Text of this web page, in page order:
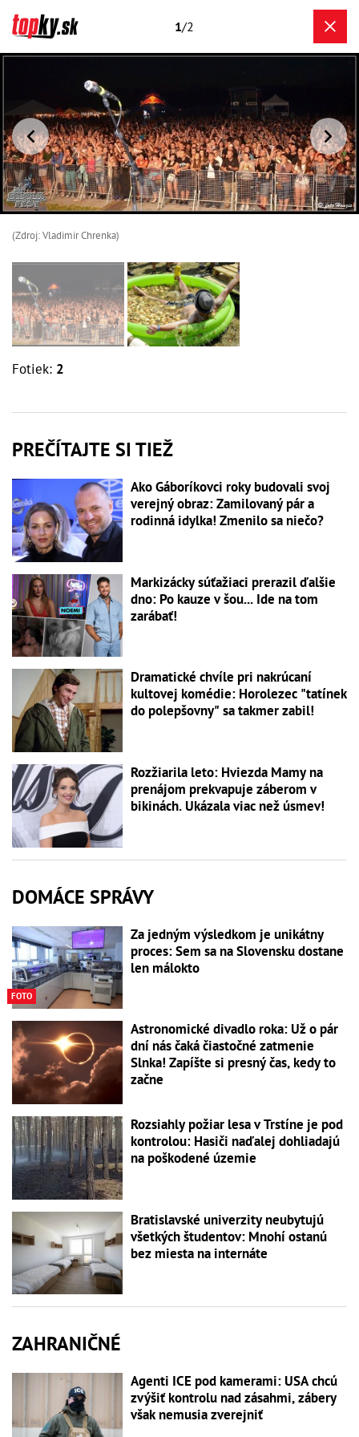
1/2
(Zdroj: Vladimir Chrenka)
Fotiek: 2
PREČÍTAJTE SI TIEŽ
Ako Gáboríkovci roky budovali svoj
verejný obraz: Zamilovaný pár a
rodinná idylka! Zmenilo sa niečo?
Markizácky súťažiaci prerazil ďalšie
dno: Po kauze v šou... Ide na tom
zarábať!
Dramatické chvíle pri nakrúcaní
kultovej komédie: Horolezec "tatínek
do polepšovny" sa takmer zabil!
Rozžiarila leto: Hviezda Mamy na
prenájom prekvapuje záberom v
bikinách. Ukázala viac než úsmev!
DOMÁCE SPRÁVY
FOTO
Za jedným výsledkom je unikátny
proces: Sem sa na Slovensku dostane
len málokto
Astronomické divadlo roka: Už o pár
dní nás čaká čiastočné zatmenie
Slnka! Zapíšte si presný čas, kedy to
začne
Rozsiahly požiar lesa v Trstíne je pod
kontrolou: Hasiči naďalej dohliadajú
na poškodené územie
Bratislavské univerzity neubytujú
všetkých študentov: Mnohí ostanú
bez miesta na internáte
ZAHRANIČNÉ
Agenti ICE pod kamerami: USA chcú
zvýšiť kontrolu nad zásahmi, zábery
však nemusia zverejniť